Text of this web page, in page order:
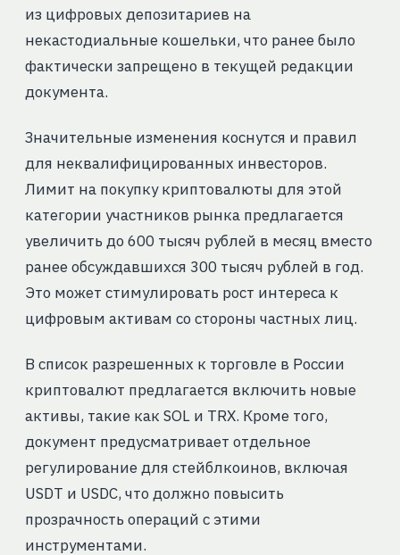
из цифровых депозитариев на
некастодиальные кошельки, что ранее было
фактически запрещено в текущей редакции
документа.
Значительные изменения коснутся и правил
для неквалифицированных инвесторов.
Лимит на покупку криптовалюты для этой
категории участников рынка предлагается
увеличить до 600 тысяч рублей в месяц вместо
ранее обсуждавшихся 300 тысяч рублей в год.
Это может стимулировать рост интереса к
цифровым активам со стороны частных лиц.
В список разрешенных к торговле в России
криптовалют предлагается включить новые
активы, такие как SOL и TRX. Кроме того,
документ предусматривает отдельное
регулирование для стейблкоинов, включая
USDT и USDC, что должно повысить
прозрачность операций с этими
инструментами.